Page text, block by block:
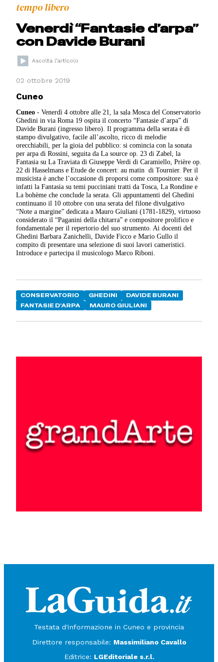
tempo libero
Venerdì “Fantasie d’arpa”
con Davide Burani
02 ottobre 2019
Cuneo
Cuneo - Venerdì 4 ottobre alle 21, la sala Mosca del Conservatorio
Ghedini in via Roma 19 ospita il concerto “Fantasie d’arpa” di
Davide Burani (ingresso libero). Il programma della serata è di
stampo divulgativo, facile all’ascolto, ricco di melodie
orecchiabili, per la gioia del pubblico: si comincia con la sonata
per arpa di Rossini, seguita da La source op. 23 di Zabel, la
Fantasia su La Traviata di Giuseppe Verdi di Caramiello, Prière op.
22 di Hasselmans e Etude de concert: au matin di Tournier. Per il
musicista è anche l’occasione di proporsi come compositore: sua è
infatti la Fantasia su temi pucciniani tratti da Tosca, La Rondine e
La bohème che conclude la serata. Gli appuntamenti del Ghedini
continuano il 10 ottobre con una serata del filone divulgativo
“Note a margine” dedicata a Mauro Giuliani (1781-1829), virtuoso
considerato il “Paganini della chitarra” e compositore prolifico e
fondamentale per il repertorio del suo strumento. Ai docenti del
Ghedini Barbara Zanichelli, Davide Ficco e Mario Gullo il
compito di presentare una selezione di suoi lavori cameristici.
Introduce e partecipa il musicologo Marco Riboni.
CONSERVATORIO GHEDINI
DAVIDE BURANI
FANTASIE D'ARPA
MAURO GIULIANI
Testata d'informazione in Cuneo e provincia
Direttore responsabile: Massimiliano Cavallo
Editrice: LGEditoriale s.r.l.